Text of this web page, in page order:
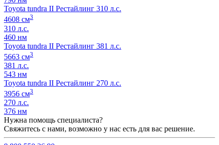
Toyota tundra II Рестайлинг 310 л.с.
4608 см3
310 л.с.
460 нм
Toyota tundra II Рестайлинг 381 л.с.
5663 см3
381 л.с.
543 нм
Toyota tundra II Рестайлинг 270 л.с.
3956 см3
270 л.с.
376 нм
Нужна помощь специалиста?
Свяжитесь с нами, возможно у нас есть для вас решение.